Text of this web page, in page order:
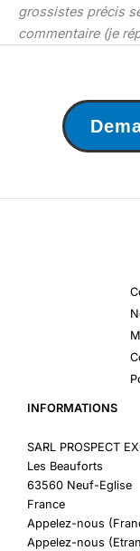
grossistes précis
commentaire (je
INFORMATIONS
SARL PROSPECT
Les Beauforts
63560 Neuf-Eglise
France
Appelez-nous
Appelez-nous